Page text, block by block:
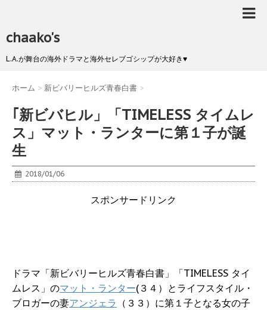
chaako's
L.A.が舞台の海外ドラマと海外セレブゴシップが大好き♥
ホーム > 新ビバリーヒルズ青春白書 >
｢新ビバヒル」「TIMELESS タイムレ
ス」マット・ランターに第１子が誕
生
2018/01/06
スポンサードリンク
ドラマ「新ビバリーヒルズ青春白書」「TIMELESS タイ
ムレス」のマット・ランター(３４）とライフスタイル・
ブロガーの妻アンジェラ （３３）に第１子となる女の子